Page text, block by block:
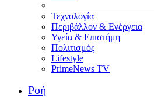
Τεχνολογία
Περιβάλλον & Ενέργεια
Υγεία & Επιστήμη
Πολιτισμός
Lifestyle
PrimeNews TV
Ροή